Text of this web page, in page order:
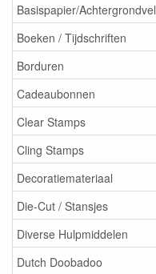
Basispapier/Achtergrondvel
Boeken / Tijdschriften
Borduren
Cadeaubonnen
Clear Stamps
Cling Stamps
Decoratiemateriaal
Die-Cut / Stansjes
Diverse Hulpmiddelen
Dutch Doobadoo